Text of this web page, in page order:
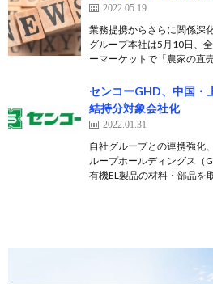
2022.05.19
業務提携からさらに関係深
グループ本社は5月10日、
ーマーケットで「農家の直
センコーGHD、中国・
結持分対象会社化
2022.01.31
自社グループとの連携強化
ループホールディングス（
有機EL製品の材料・部品を